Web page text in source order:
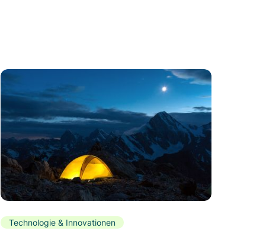
Technologie & Innovationen